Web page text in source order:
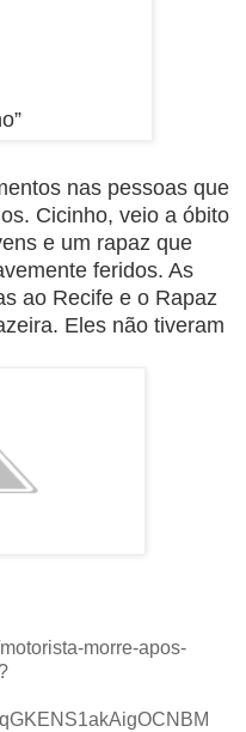
nas pessoas que
Cicinho, veio a óbito
e um rapaz que
feridos. As
ao Recife e o Rapaz
Eles não tiveram
morre-apos-